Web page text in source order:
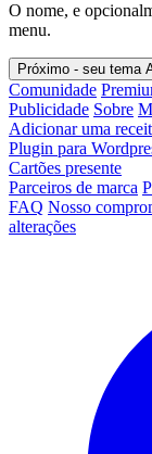
O nome, e
menu.
Próximo - seu tema
Comunidade
Publicidade Sobre
Adicionar uma
Plugin para
Cartões presente
Parceiros de marca
FAQ Nosso
alterações